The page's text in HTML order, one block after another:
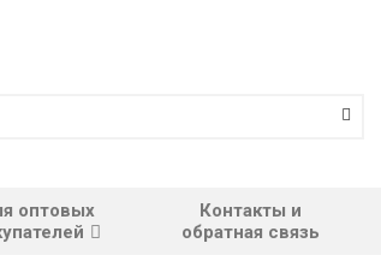
оптовых
Контакты и
обратная связь